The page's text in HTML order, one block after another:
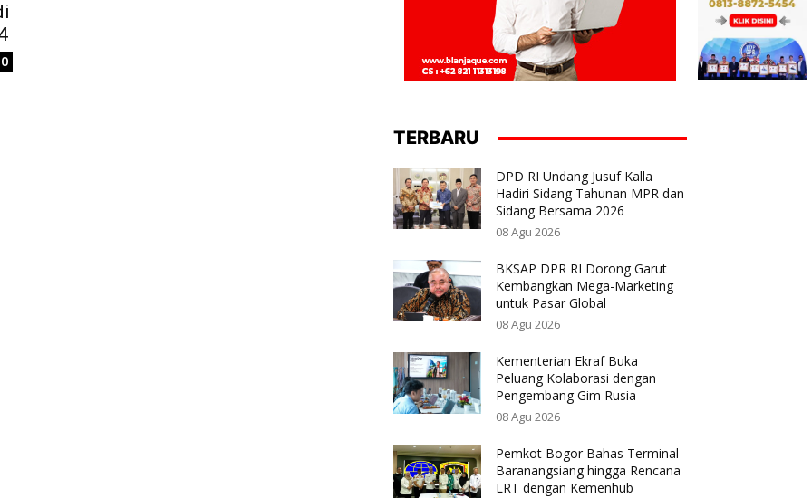
0
TERBARU
DPD RI Undang Jusuf Kalla
Hadiri Sidang Tahunan MPR dan
Sidang Bersama 2026
08 Agu 2026
BKSAP DPR RI Dorong Garut
Kembangkan Mega-Marketing
untuk Pasar Global
08 Agu 2026
Kementerian Ekraf Buka
Peluang Kolaborasi dengan
Pengembang Gim Rusia
08 Agu 2026
Pemkot Bogor Bahas Terminal
Baranangsiang hingga Rencana
LRT dengan Kemenhub